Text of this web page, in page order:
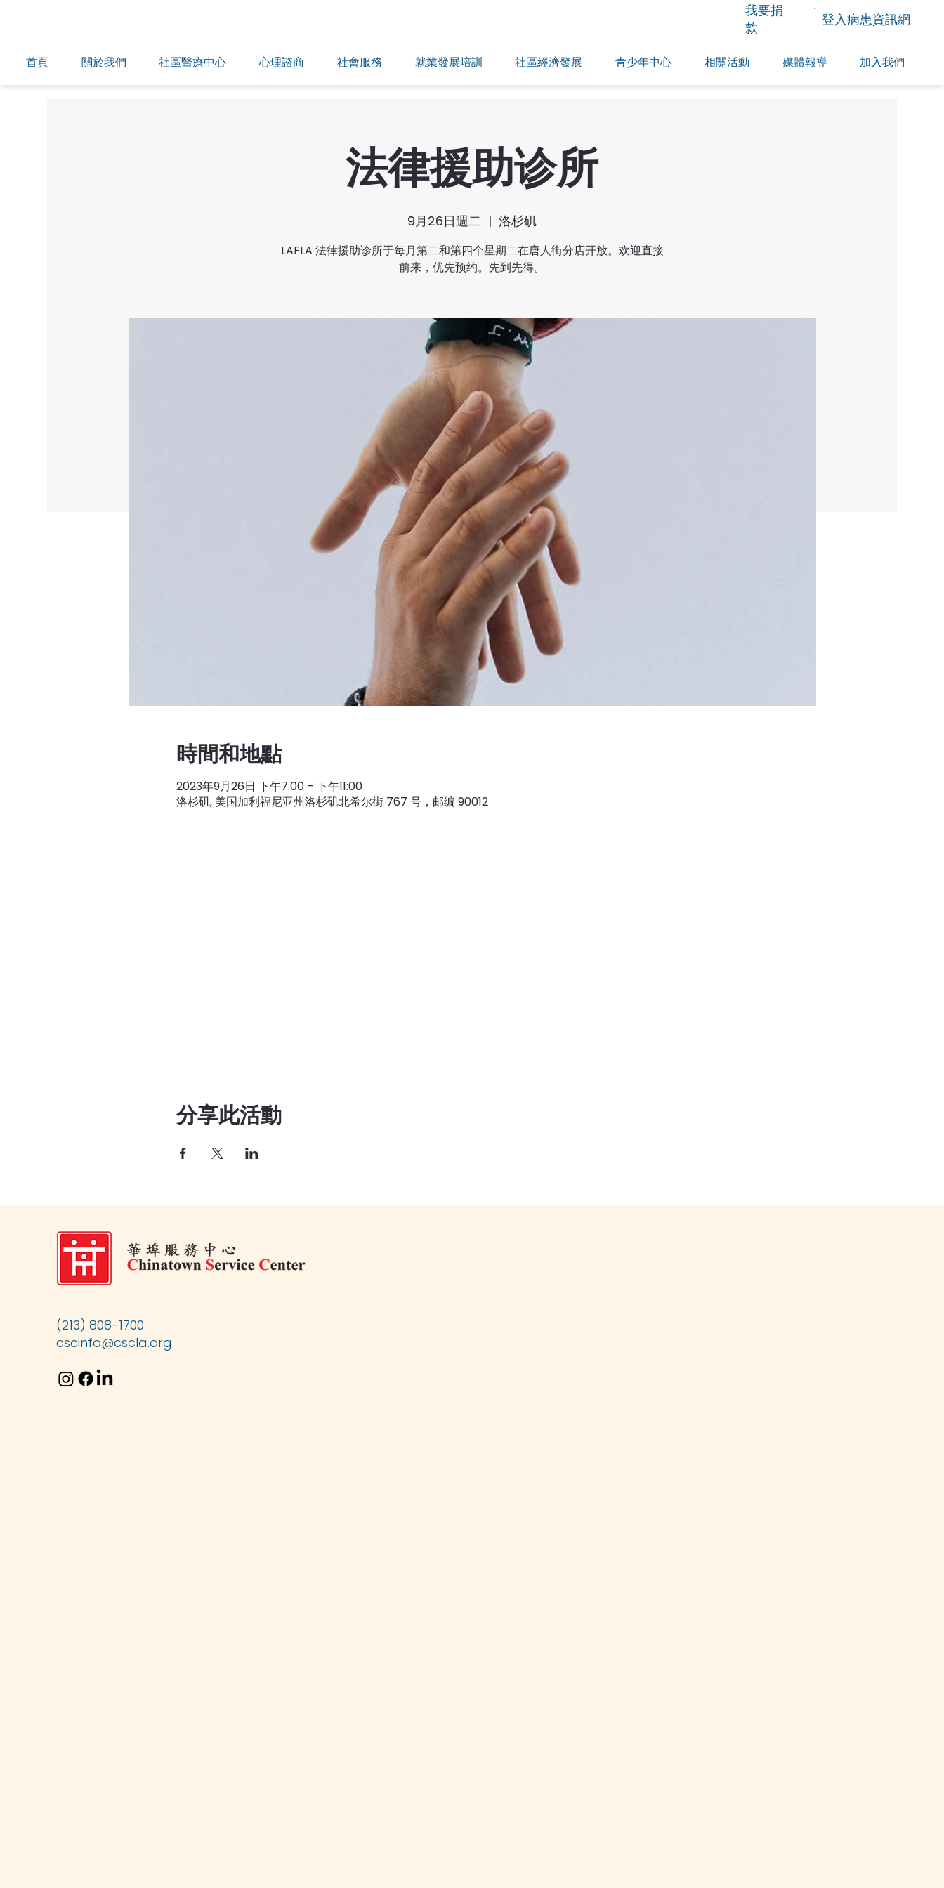
首頁 關於我們 社區醫療中心 心理諮商 社會服務 就業發展培訓 社區經濟發展 青少年中心 相關活動 媒體報導 加入我們
​我要捐
款
登入病患資訊網
法律援助诊所
9月26日週二
  |
洛杉矶
LAFLA 法律援助诊所于每月第二和第四个星期二在唐人街分店开放。欢迎直接
前来，优先预约。先到先得。
時間和地點
2023年9月26日 下午7:00 – 下午11:00
洛杉矶, 美国加利福尼亚州洛杉矶北希尔街 767 号，邮编 90012
分享此活動
(213) 808-1700
cscinfo@cscla.org